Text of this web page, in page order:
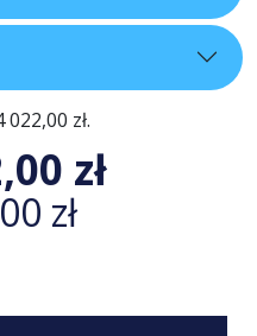
022,00 zł.
zł
zł